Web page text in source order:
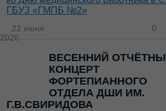
ГБУЗ «ГМПБ №2»
22 июня
2026
0
ВЕСЕННИЙ
КОНЦЕРТ
ФОРТЕПИАННОГО
ОТДЕЛА ДШИ ИМ.
Г.В.СВИРИДОВА